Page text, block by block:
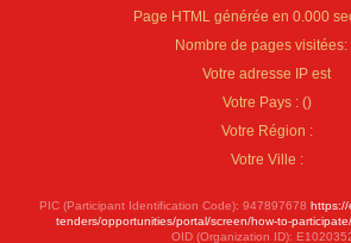
Page HTML générée en 0.000
Nombre de pages visitées:
Votre adresse IP est
Votre Pays : ()
Votre Région :
Votre Ville :
PIC (Participant Identification Code): 947897678 https://
tenders/opportunities/portal/screen/how-to-
OID (Organization ID):